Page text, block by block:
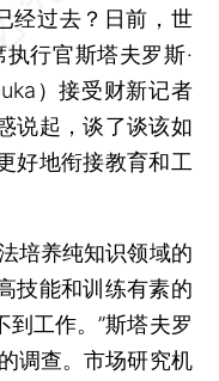
经过去？日前，世
行官斯塔夫罗斯·
）接受财新记者
说起，谈了谈该如
好地衔接教育和工
培养纯知识领域的
技能和训练有素的
工作。”斯塔夫罗
调查。市场研究机